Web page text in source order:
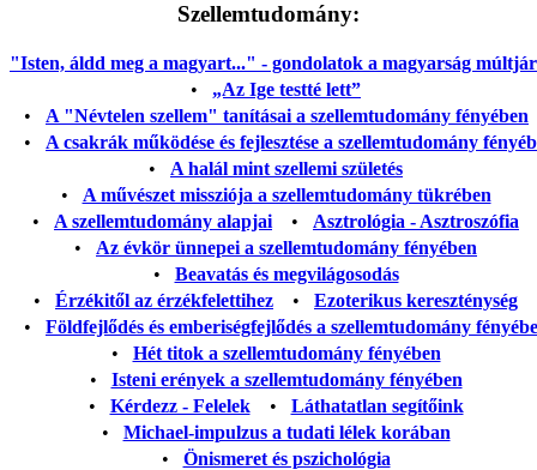
Szellemtudomány:
"Isten, áldd meg a magyart..." - gondolatok a magyarság
• „Az Ige testté lett”
• A "Névtelen szellem" tanításai a szellemtudomány fényében
• A csakrák működése és fejlesztése a szellemtudomány
• A halál mint szellemi születés
• A művészet missziója a szellemtudomány tükrében
• A szellemtudomány alapjai • Asztrológia - Asztroszófia
• Az évkör ünnepei a szellemtudomány fényében
• Beavatás és megvilágosodás
• Érzékitől az érzékfelettihez • Ezoterikus kereszténység
• Földfejlődés és emberiségfejlődés a szellemtudomány
• Hét titok a szellemtudomány fényében
• Isteni erények a szellemtudomány fényében
• Kérdezz - Felelek• Láthatatlan segítőink
• Michael-impulzus a tudati lélek korában
• Önismeret és pszichológia